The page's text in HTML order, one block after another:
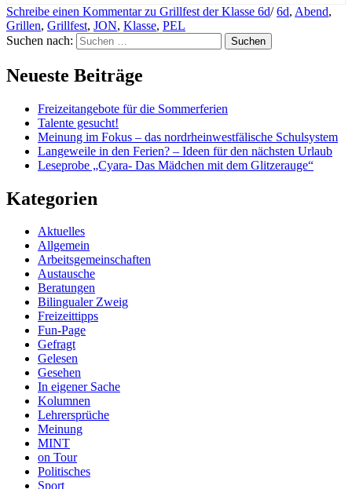
Schreibe einen Kommentarzu Grillfest der Klasse 6d/ 6d, Abend,
Grillen, Grillfest, JON, Klasse, PEL
Suchen nach:
Neueste Beiträge
Freizeitangebote für die Sommerferien
Talente gesucht!
Meinung im Fokus – das nordrheinwestfälische Schulsystem
Langeweile in den Ferien? – Ideen für den nächsten Urlaub
Leseprobe „Cyara- Das Mädchen mit dem Glitzerauge“
Kategorien
Aktuelles
Allgemein
Arbeitsgemeinschaften
Austausche
Beratungen
Bilingualer Zweig
Freizeittipps
Fun-Page
Gefragt
Gelesen
Gesehen
In eigener Sache
Kolumnen
Lehrersprüche
Meinung
MINT
on Tour
Politisches
Sport